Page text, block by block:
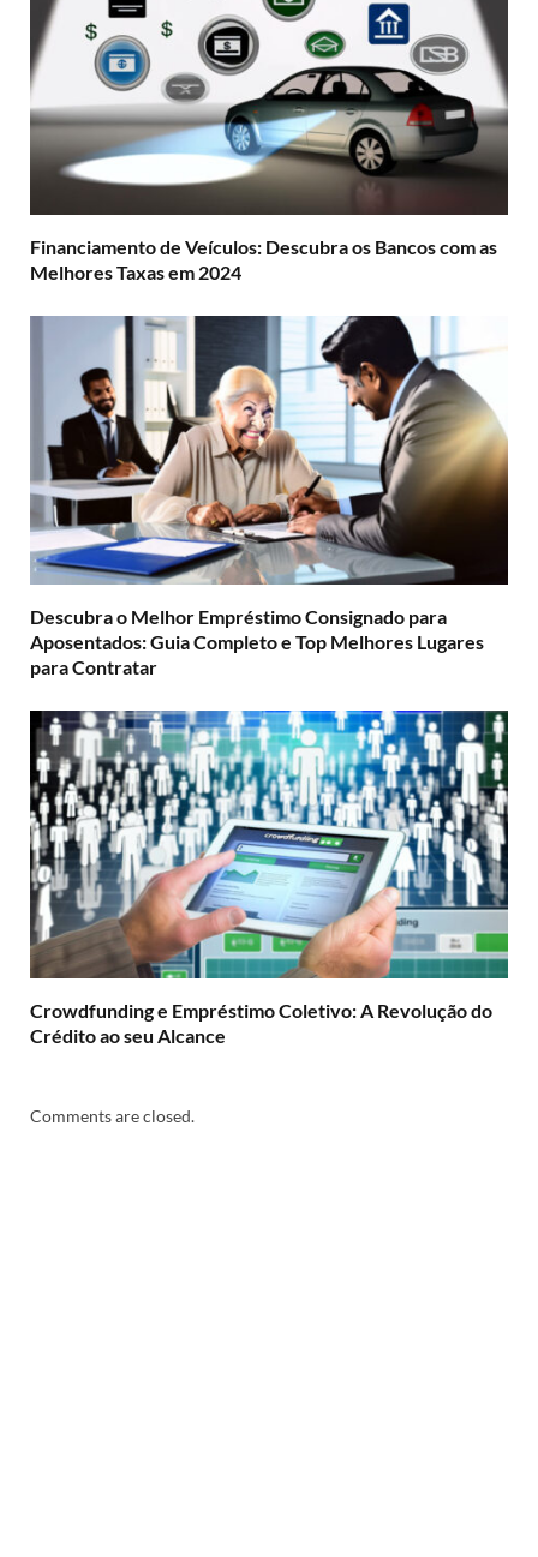
Financiamento de Veículos: Descubra os Bancos com as
Melhores Taxas em 2024
Descubra o Melhor Empréstimo Consignado para
Aposentados: Guia Completo e Top Melhores Lugares
para Contratar
Crowdfunding e Empréstimo Coletivo: A Revolução do
Crédito ao seu Alcance
Comments are closed.